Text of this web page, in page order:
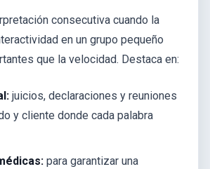
consecutiva cuando la
en un grupo pequeño
que la velocidad. Destaca en:
juicios, declaraciones y reuniones
y cliente donde cada palabra
para garantizar una